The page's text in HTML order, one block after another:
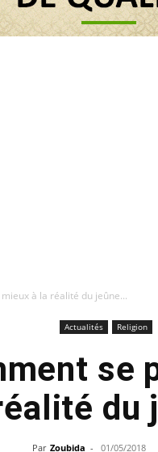
à la réalité du jeûne...
Actualités Religion
se
du
Par Zoubida - 01/05/2018